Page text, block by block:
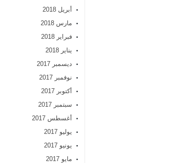
أبريل 2018
مارس 2018
فبراير 2018
يناير 2018
ديسمبر 2017
نوفمبر 2017
أكتوبر 2017
سبتمبر 2017
أغسطس 2017
يوليو 2017
يونيو 2017
مايو 2017